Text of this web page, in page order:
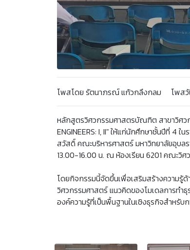
โพสโดย รัตนาภรณ์ แก้วกลึงกลม โพส
หลักสูตรวิศวกรรมศาสตรบัณฑิต สาขาวิศวก
ENGINEERS: I, II" ให้แก่นักศึกษาชั้นปีที่ 4
สวัสดิ์ คณะบริหารศาสตร์ มหาวิทยาลัยอุบลร
13.00-16.00 น. ณ ห้องเรียน 6201 คณะวิศ
โดยกิจกรรมนี้จัดขึ้นเพื่อเสริมสร้างความรู้
วิศวกรรมศาสตร์ แนวคิดของโมเดลการท
องค์ความรู้ที่เป็นพื้นฐานในเชิงธุรกิจสำหรับ